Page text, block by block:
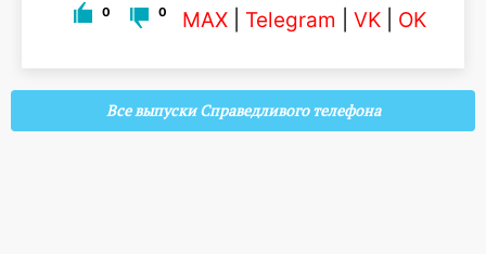
0 0 MAX Telegram VK OK
Все выпуски Справедливого телефона